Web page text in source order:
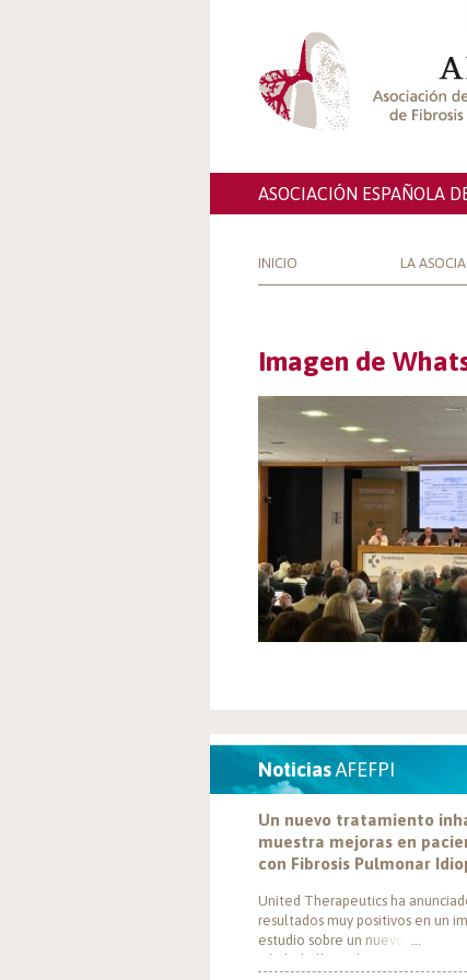
ASOCIACIÓN ESPAÑOLA
INICIO LA
Imagen de
NoticiasAFEFPI
Un nuevo tratamiento
muestra mejoras en
con Fibrosis Pulmonar
United Therapeutics ha
resultados muy positivos en un
estudio sobre un nuevo
inhalado llamado Tyvaso, dirigido